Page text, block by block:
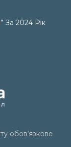
За 2024 Рік
обов’язкове